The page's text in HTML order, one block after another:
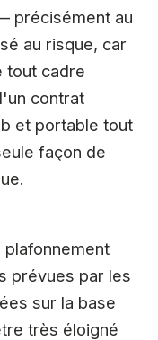
précisément au
au risque, car
tout cadre
contrat
et portable tout
façon de
prévues par les
sur la base
très éloigné